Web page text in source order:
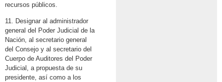
recursos públicos.
11. Designar al administrador
general del Poder Judicial de la
Nación, al secretario general
del Consejo y al secretario del
Cuerpo de Auditores del Poder
Judicial, a propuesta de su
presidente, así como a los